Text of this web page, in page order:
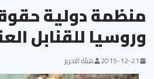
منظمة دولية
وروسيا للقنابل
2015-12-21 هيئة التحرير